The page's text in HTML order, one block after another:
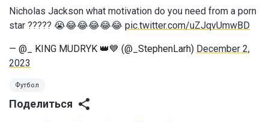
Nicholas Jackson what motivation do you need from a porn
star ????? 😭😂😂😂😂😂 pic.twitter.com/uZJqvUmwBD
— @_ KING MUDRYK 👑💙 (@_StephenLarh) December 2,
2023
Футбол
Поделиться